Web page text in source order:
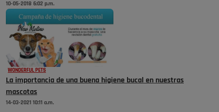
10-05-2018 6:02 p.m.
WONDERFUL PETS
La importancia de una buena higiene bucal en nuestras
mascotas
14-03-2021 10:11 a.m.